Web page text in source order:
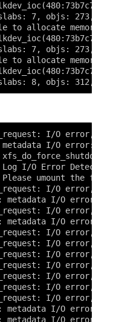
(
to allocate memory on
(
to allocate memory on
(
I/O error:
umount the
: metadata I/O error:
: metadata I/O error:
: metadata I/O error:
: metadata I/O error: